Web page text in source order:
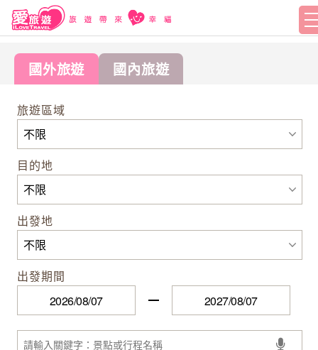
國外旅遊 國內旅遊
旅遊區域
目的地
出發地
出發期間